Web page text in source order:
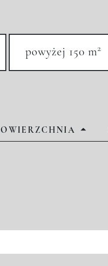
powyżej 150 m2